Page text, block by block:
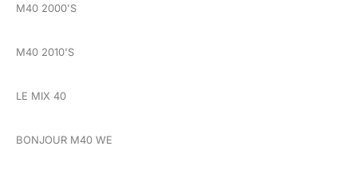
M40 2000'S
M40 2010'S
LE MIX 40
BONJOUR M40 WE